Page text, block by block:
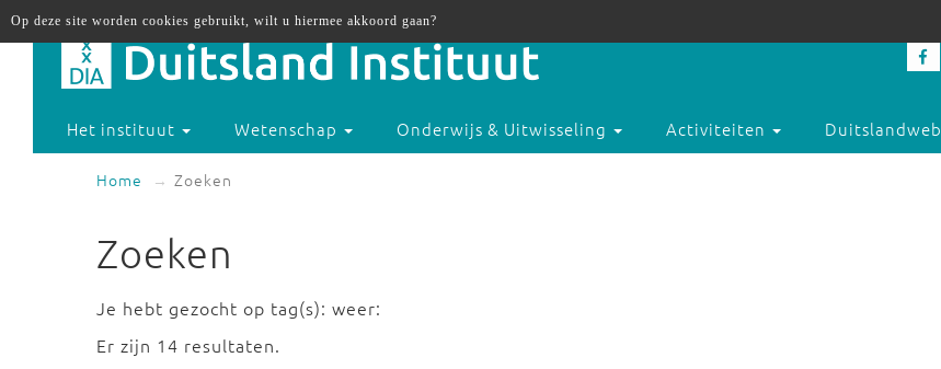
Het instituut Wetenschap Onderwijs & Uitwisseling Activiteiten Duitslandweb
Home Zoeken
Zoeken
Je hebt gezocht op tag(s): weer:
Er zijn 14 resultaten.
Op deze site worden cookies gebruikt, wilt u hiermee akkoord gaan?